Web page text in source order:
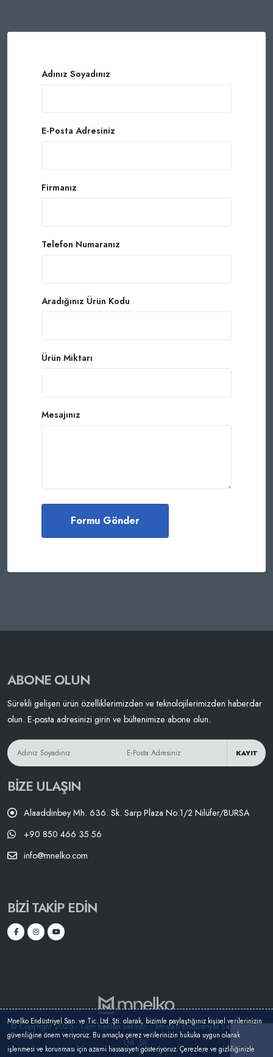
Adınız Soyadınız
E-Posta Adresiniz
Firmanız
Telefon Numaranız
Aradığınız Ürün Kodu
Ürün Miktarı
Mesajınız
ABONE OLUN
Sürekli gelişen ürün özelliklerimizden ve teknolojilerimizden haberdar
olun. E-posta adresinizi girin ve bültenimize abone olun.
KAYIT
BIZE ULAŞIN
Alaaddinbey Mh. 636. Sk. Sarp Plaza No:1/2 Nilüfer/BURSA
+90 850 466 35 56
info@mnelko.com
BIZI TAKIP EDIN
© Copyright 2025 - Tüm hakları saklıdır. - Mnelko Endüstriyel San. ve Tic.
Ltd. Şti.
Mnelko Endüstriyel San. ve Tic. Ltd. Şti. olarak, bizimle paylaştığınız kişisel verilerinizin
güvenliğine önem veriyoruz. Bu amaçla çerez verilerinizin hukuka uygun olarak
işlenmesi ve korunması için azami hassasiyeti gösteriyoruz. Çerezlere ve gizliliğinizle